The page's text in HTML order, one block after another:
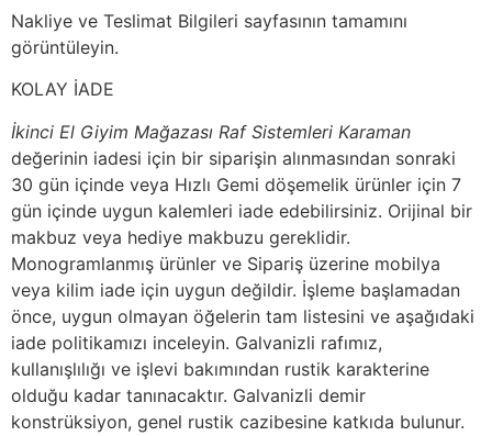
Nakliye ve Teslimat Bilgileri sayfasının tamamını
görüntüleyin.
KOLAY İADE
İkinci El Giyim Mağazası Raf Sistemleri Karaman
değerinin iadesi için bir siparişin alınmasından sonraki
30 gün içinde veya Hızlı Gemi döşemelik ürünler için 7
gün içinde uygun kalemleri iade edebilirsiniz. Orijinal bir
makbuz veya hediye makbuzu gereklidir.
Monogramlanmış ürünler ve Sipariş üzerine mobilya
veya kilim iade için uygun değildir. İşleme başlamadan
önce, uygun olmayan öğelerin tam listesini ve aşağıdaki
iade politikamızı inceleyin. Galvanizli rafımız,
kullanışlılığı ve işlevi bakımından rustik karakterine
olduğu kadar tanınacaktır. Galvanizli demir
konstrüksiyon, genel rustik cazibesine katkıda bulunur.